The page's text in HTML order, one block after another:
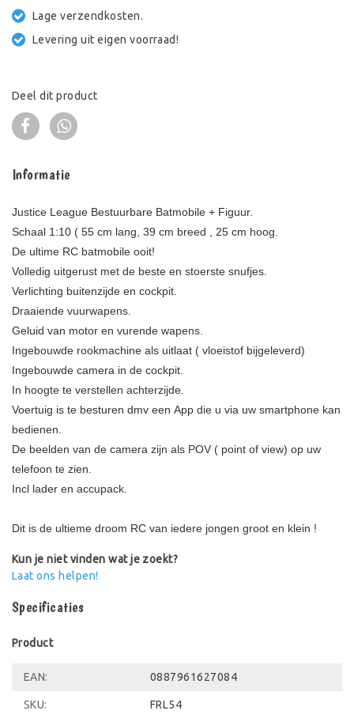
Lage verzendkosten.
Levering uit eigen voorraad!
Deel dit product
Informatie
Justice League Bestuurbare Batmobile + Figuur.
Schaal 1:10 ( 55 cm lang, 39 cm breed , 25 cm hoog.
De ultime RC batmobile ooit!
Volledig uitgerust met de beste en stoerste snufjes.
Verlichting buitenzijde en cockpit.
Draaiende vuurwapens.
Geluid van motor en vurende wapens.
Ingebouwde rookmachine als uitlaat ( vloeistof bijgeleverd)
Ingebouwde camera in de cockpit.
In hoogte te verstellen achterzijde.
Voertuig is te besturen dmv een App die u via uw smartphone kan
bedienen.
De beelden van de camera zijn als POV ( point of view) op uw
telefoon te zien.
Incl lader en accupack.
Dit is de ultieme droom RC van iedere jongen groot en klein !
Kun je niet vinden wat je zoekt?
Laat ons helpen!
Specificaties
Product
EAN: 0887961627084
SKU: FRL54